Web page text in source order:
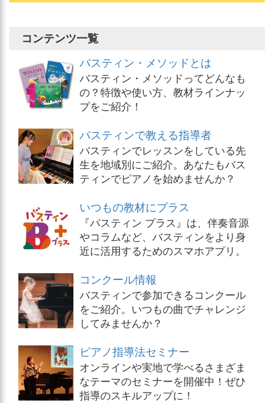
コンテンツ一覧
バスティン・メソッドとは
バスティン・メソッドってどんなも
の？特徴や使い方、教材ラインナッ
プをご紹介！
バスティンで教える指導者
バスティンでレッスンをしている先
生を地域別にご紹介。あなたもバス
ティンでピアノを始めませんか？
いつもの教材にプラス
『バスティン プラス』は、伴奏音源
やコラムなど、バスティンをより身
近に活用するためのスマホアプリ。
コンクール情報
バスティンで参加できるコンクール
をご紹介。いつもの曲でチャレンジ
してみませんか？
ピアノ指導法セミナー
オンラインや実地で学べるさまざま
なテーマのセミナーを開催中！ぜひ
指導のスキルアップに！